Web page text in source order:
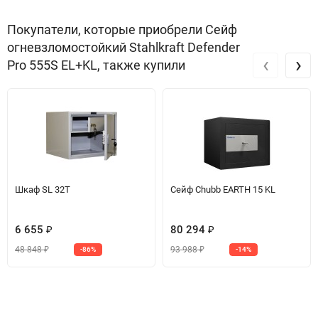
Покупатели, которые приобрели Сейф
огневзломостойкий Stahlkraft Defender
Pro 555S EL+KL, также купили
Шкаф SL 32T
6 655 ₽
48 848₽ -86%
Сейф Chubb EARTH 15 KL
80 294 ₽
93 988₽ -14%
‹ ›